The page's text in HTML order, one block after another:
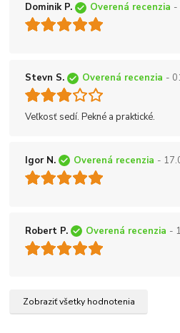
Dominik P. Overená recenzia -
Stevn S. Overená recenzia -
Veľkosť sedí. Pekné a praktické.
Igor N. Overená recenzia -
Robert P. Overená recenzia -
Zobraziť všetky hodnotenia